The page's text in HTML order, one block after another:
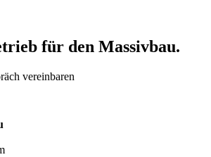
für den Massivbau.
vereinbaren